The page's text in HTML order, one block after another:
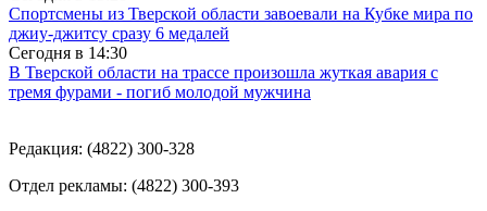
Спортсмены из Тверской области завоевали на Кубке мира по
джиу-джитсу сразу 6 медалей
Сегодня в 14:30
В Тверской области на трассе произошла жуткая авария с
тремя фурами - погиб молодой мужчина
Редакция: (4822) 300-328
Отдел рекламы: (4822) 300-393